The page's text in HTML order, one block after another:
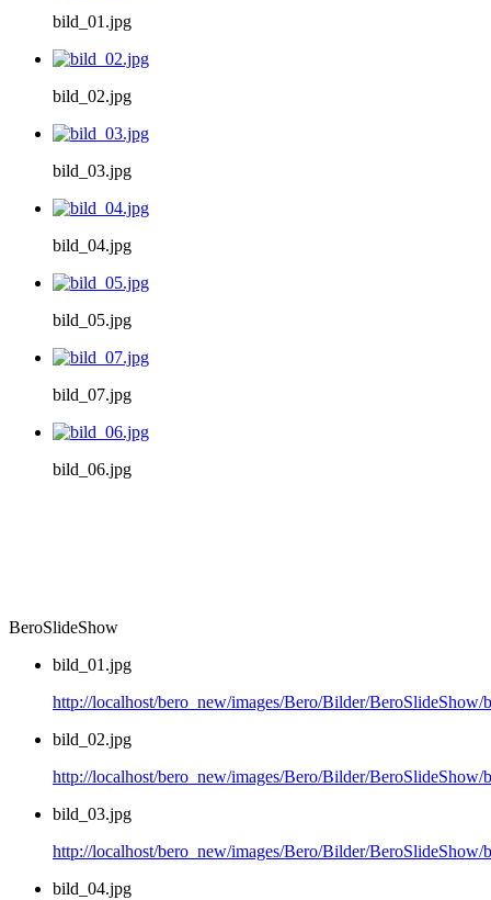
bild_01.jpg
bild_02.jpg
bild_03.jpg
bild_04.jpg
bild_05.jpg
bild_07.jpg
bild_06.jpg
BeroSlideShow
bild_01.jpg
http://localhost/bero_new/images/Bero/Bilder/BeroSlideShow/
bild_02.jpg
http://localhost/bero_new/images/Bero/Bilder/BeroSlideShow/
bild_03.jpg
http://localhost/bero_new/images/Bero/Bilder/BeroSlideShow/
bild_04.jpg